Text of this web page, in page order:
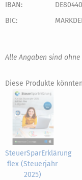
IBAN:
BIC:
Alle Angaben sind
Diese Produkte
SteuerSparErklärung
flex (Steuerjahr
2025)